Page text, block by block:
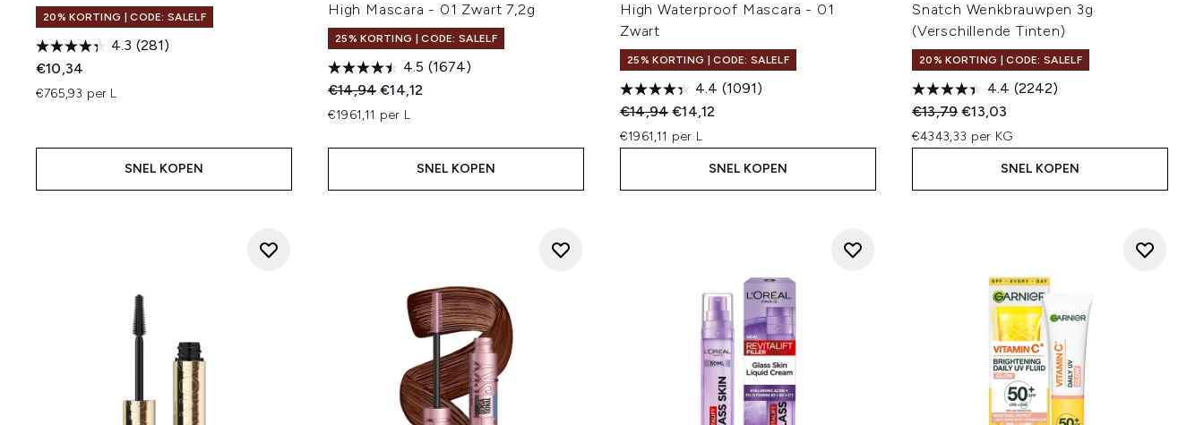
20% KORTING | CODE: SALELF
4.3 (281)
€10,34
€765,93 per L
SNEL KOPEN
High Mascara - 01 Zwart 7,2g
25% KORTING | CODE: SALELF
4.5 (1674)
Recommended Retail Price:
€14,94Huidige prijs:
€14,12
€1961,11 per L
SNEL KOPEN
High Waterproof Mascara - 01
Zwart
25% KORTING | CODE: SALELF
4.4 (1091)
Recommended Retail Price:
€14,94Huidige prijs:
€14,12
€1961,11 per L
SNEL KOPEN
Snatch Wenkbrauwpen 3g
(Verschillende Tinten)
20% KORTING | CODE: SALELF
4.4 (2242)
Recommended Retail Price:
€13,79Huidige prijs:
€13,03
€4343,33 per KG
SNEL KOPEN